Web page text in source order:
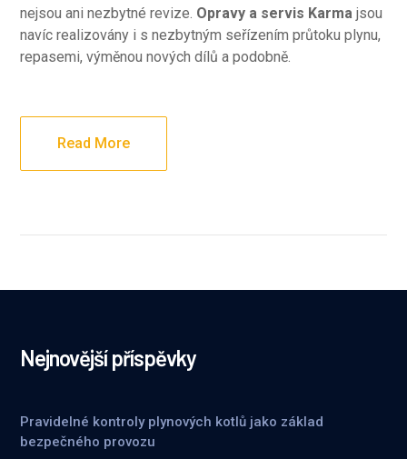
nejsou ani nezbytné revize. Opravy a servis Karma jsou
navíc realizovány i s nezbytným seřízením průtoku plynu,
repasemi, výměnou nových dílů a podobně.
Read More
Nejnovější příspěvky
Pravidelné kontroly plynových kotlů jako základ
bezpečného provozu